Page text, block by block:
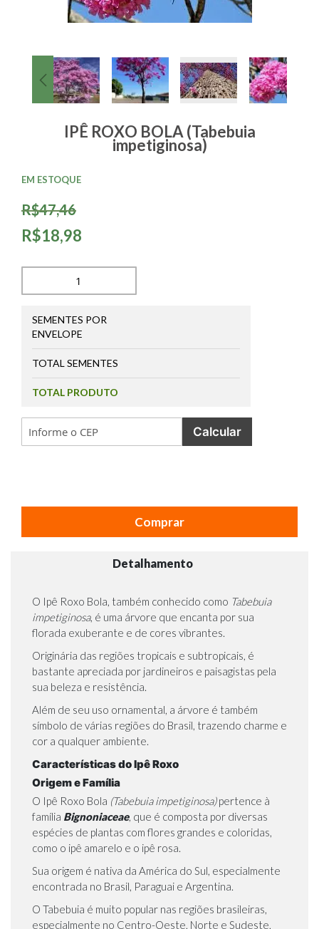
IPÊ ROXO BOLA (Tabebuia
impetiginosa)
R$47,46
R$18,98
EM ESTOQUE
SEMENTES POR
ENVELOPE
TOTAL SEMENTES
TOTAL PRODUTO
Calcular
Comprar
Detalhamento
O Ipê Roxo Bola, também conhecido como Tabebuia
impetiginosa, é uma árvore que encanta por sua
florada exuberante e de cores vibrantes.
Originária das regiões tropicais e subtropicais, é
bastante apreciada por jardineiros e paisagistas pela
sua beleza e resistência.
Além de seu uso ornamental, a árvore é também
símbolo de várias regiões do Brasil, trazendo charme e
cor a qualquer ambiente.
Características do Ipê Roxo
Origem e Família
O Ipê Roxo Bola (Tabebuia impetiginosa)pertence à
família Bignoniaceae, que é composta por diversas
espécies de plantas com flores grandes e coloridas,
como o ipê amarelo e o ipê rosa.
Sua origem é nativa da América do Sul, especialmente
encontrada no Brasil, Paraguai e Argentina.
O Tabebuia é muito popular nas regiões brasileiras,
especialmente no Centro-Oeste, Norte e Sudeste,